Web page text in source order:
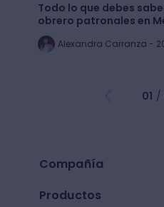
Todo lo que debes
obrero patronales en
Alexandra Carranza -
01 /
Compañía
Productos